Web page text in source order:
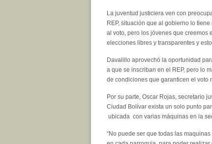
La juventud justiciera ven con
REP, situación que al gobierno lo
al voto, pero los jóvenes que creemos
elecciones libres y transparentes y
Davalillo aprovechó la oportunidad
a que se inscriban en el REP, pero lo
de condiciones que garanticen el voto
Por su parte, Oscar Rojas, secretario
Ciudad Bolívar exista un solo punto
ubicada con varias máquinas en la
“No puede ser que todas las